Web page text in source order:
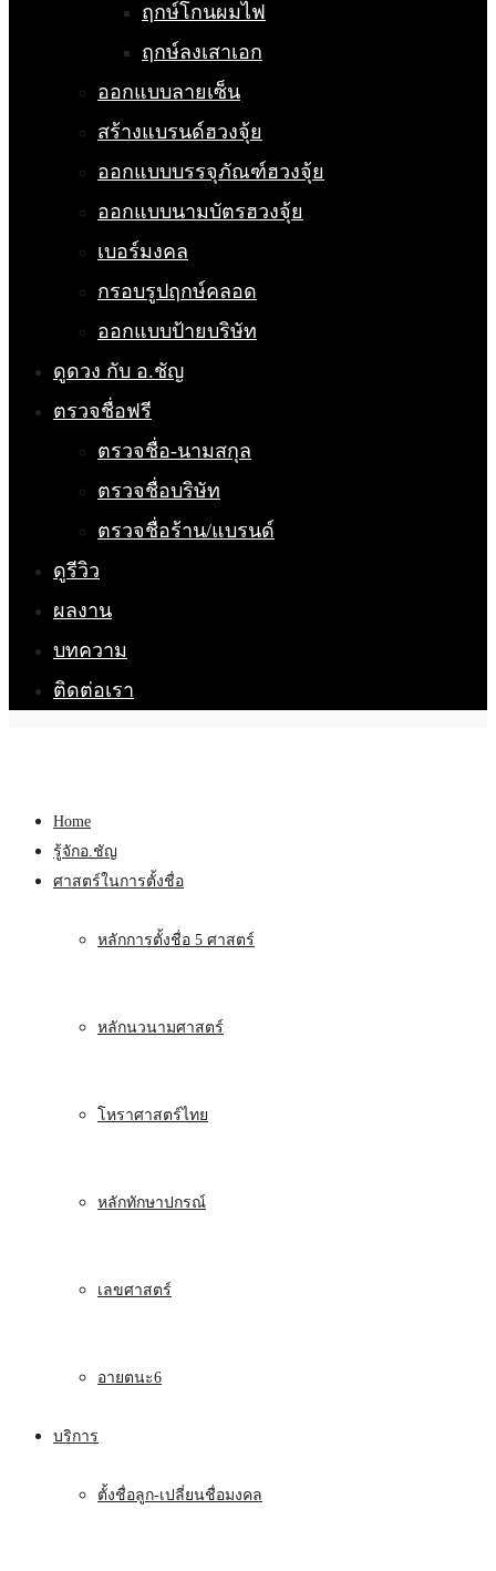
ฤกษ์โกนผมไฟ
ฤกษ์ลงเสาเอก
ออกแบบลายเซ็น
สร้างแบรนด์ฮวงจุ้ย
ออกแบบบรรจุภัณฑ์ฮวงจุ้ย
ออกแบบนามบัตรฮวงจุ้ย
เบอร์มงคล
กรอบรูปฤกษ์คลอด
ออกแบบป้ายบริษัท
ดูดวง กับ อ.ชัญ
ตรวจชื่อฟรี
ตรวจชื่อ-นามสกุล
ตรวจชื่อบริษัท
ตรวจชื่อร้าน/แบรนด์
ดูรีวิว
ผลงาน
บทความ
ติดต่อเรา
Home
รู้จักอ.ชัญ
ศาสตร์ในการตั้งชื่อ
หลักการตั้งชื่อ 5 ศาสตร์
หลักนวนามศาสตร์
โหราศาสตร์ไทย
หลักทักษาปกรณ์
เลขศาสตร์
อายตนะ6
บริการ
ตั้งชื่อลูก-เปลี่ยนชื่อมงคล